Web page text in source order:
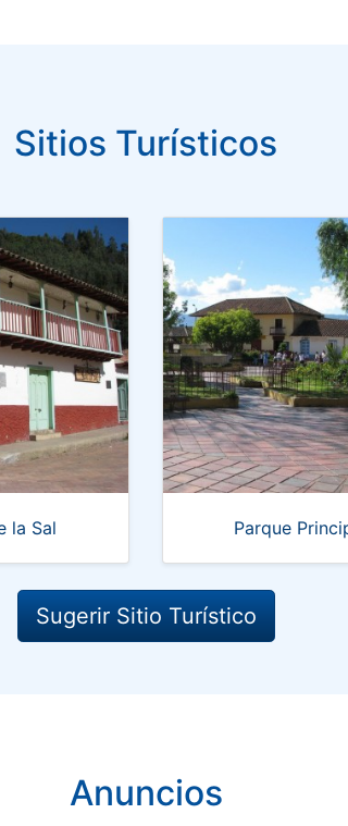
Sitios Turísticos
la Sal Parque
Sugerir Sitio Turístico
Anuncios